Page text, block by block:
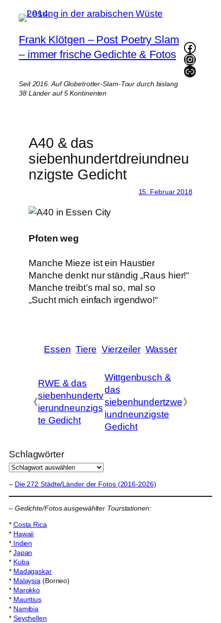
Inhalt
springen
Frank Klötgen – Post Poetry Slam
– immer frische Gedichte & Fotos
Seit 2016. Auf Globetrotter-Slam-Tour durch bislang
38 Länder auf 5 Kontinenten
Link
A40 & das
siebenhundertdreiundneu
nzigste Gedicht
15. Februar 2018
Pfoten weg
Manche Mieze ist ein Haustier
Manche denkt nur ständig „Raus hier!“
Manche treibt’s mal so, mal so
„Sucht mich einfach irgendwo!“
Essen Tiere Vierzeiler Wasser
《
RWE & das
siebenhundertv
ierundneunzigs
te Gedicht
Wittgenbusch &
das
siebenhundertzwe
iundneunzigste
Gedicht
》
Schlagwörter
– Die 272 Städte/Länder der Fotos (2016-2026)
– Gedichte/Fotos ausgewählter Tourstationen:
* Costa Rica
* Hawaii
*Indien
* Japan
* Kuba
* Madagaskar
* Malaysia (Borneo)
* Marokko
* Mauritius
* Namibia
* Seychellen